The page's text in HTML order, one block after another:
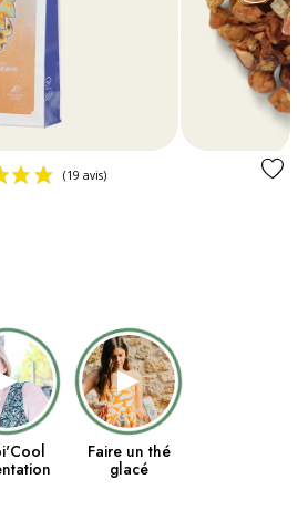
Faire un thé
glacé